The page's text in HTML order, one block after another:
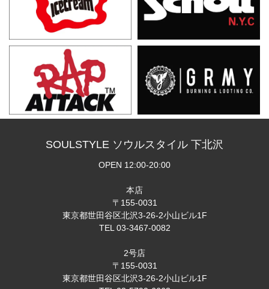
SOULSTYLE ソウルスタイル 下北沢
OPEN 12:00-20:00
本店
〒155-0031
東京都世田谷区北沢3-26-2小山ビル1F
TEL 03-3467-0082
2号店
〒155-0031
東京都世田谷区北沢3-26-2小山ビル1F